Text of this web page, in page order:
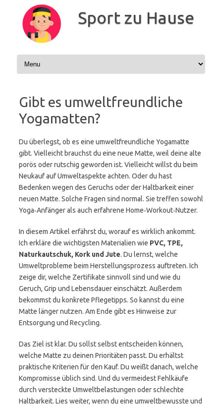
Inhalt
springen
Sport zu Hause
Gibt es umweltfreundliche
Yogamatten?
Du überlegst, ob es eine umweltfreundliche Yogamatte
gibt. Vielleicht brauchst du eine neue Matte, weil deine alte
porös oder rutschig geworden ist. Vielleicht willst du beim
Neukauf auf Umweltaspekte achten. Oder du hast
Bedenken wegen des Geruchs oder der Haltbarkeit einer
neuen Matte. Solche Fragen sind normal. Sie treffen sowohl
Yoga‑Anfänger als auch erfahrene Home‑Workout‑Nutzer.
In diesem Artikel erfährst du, worauf es wirklich ankommt.
Ich erkläre die wichtigsten Materialien wie PVC, TPE,
Naturkautschuk, Kork und Jute. Du lernst, welche
Umweltprobleme beim Herstellungsprozess auftreten. Ich
zeige dir, welche Zertifikate sinnvoll sind und wie du
Geruch, Grip und Lebensdauer einschätzt. Außerdem
bekommst du konkrete Pflegetipps. So kannst du eine
Matte länger nutzen. Am Ende gibt es Hinweise zur
Entsorgung und Recycling.
Das Ziel ist klar. Du sollst selbst entscheiden können,
welche Matte zu deinen Prioritäten passt. Du erhältst
praktische Kriterien für den Kauf. Du weißt danach, welche
Kompromisse üblich sind. Und du vermeidest Fehlkäufe
durch versteckte Umweltbelastungen oder schlechte
Haltbarkeit. Lies weiter, wenn du eine umweltbewusste und